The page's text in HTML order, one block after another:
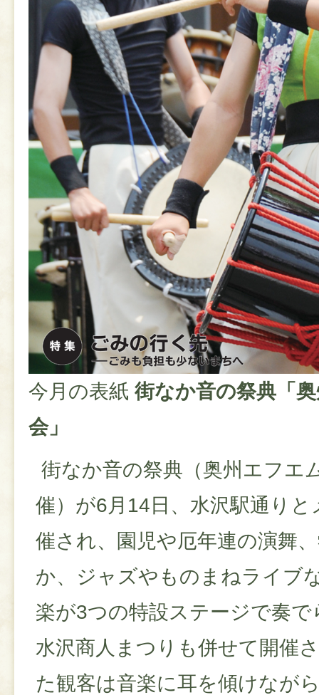
今月の表紙 街なか音の祭典「
会」
街なか音の祭典（奥州エフエ
催）が6月14日、水沢駅通り
催され、園児や厄年連の演舞
か、ジャズやものまねライブ
楽が3つの特設ステージで奏
水沢商人まつりも併せて開催
た観客は音楽に耳を傾けなが